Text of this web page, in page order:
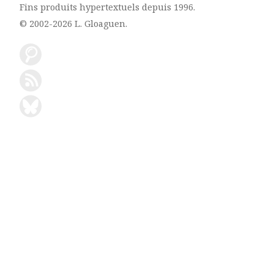
Fins produits hypertextuels depuis 1996.
© 2002-2026 L. Gloaguen.